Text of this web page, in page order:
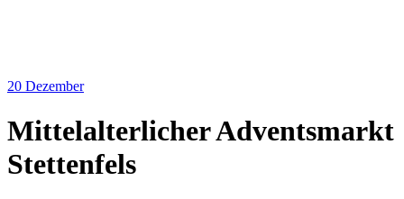
20 Dezember
Mittelalterlicher Adventsmarkt
Stettenfels